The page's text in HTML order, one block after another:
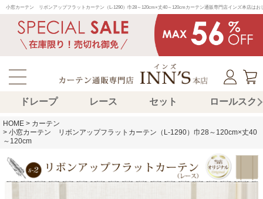
小窓カーテン　リボンアップフラットカーテン（L-1290）巾28～120cm×丈40～120cmカーテン通販専門店インズ本店は
ドレープ レース セット ロールスク
HOME
カーテン
小窓カーテン リボンアップフラットカーテン（L-1290）巾28～120cm×丈40
～120cm